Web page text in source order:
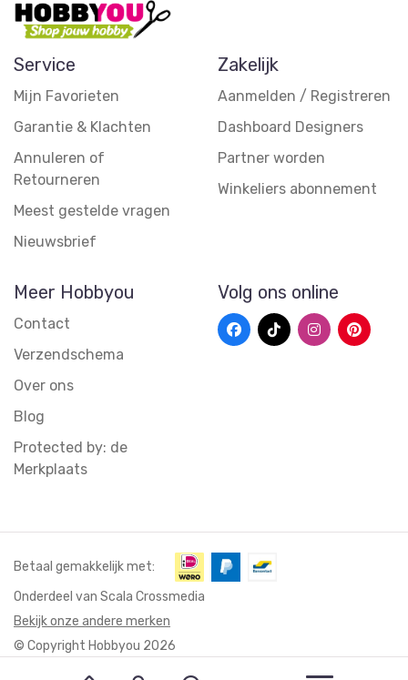
Service
Mijn Favorieten
Garantie & Klachten
Annuleren of
Retourneren
Meest gestelde vragen
Nieuwsbrief
Zakelijk
Aanmelden / Registreren
Dashboard Designers
Partner worden
Winkeliers abonnement
Meer Hobbyou
Contact
Verzendschema
Over ons
Blog
Protected by: de
Merkplaats
Volg ons online
© Copyright Hobbyou 2026
Onderdeel van Scala Crossmedia
Bekijk onze andere merken
Betaal gemakkelijk met: